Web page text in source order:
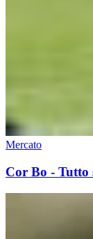
Mercato
Cor Bo - Tutto